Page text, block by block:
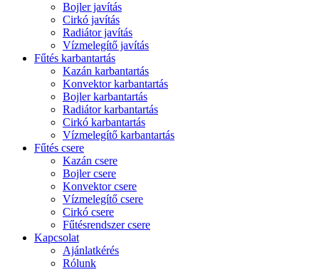
Bojler javítás
Cirkó javítás
Radiátor javítás
Vízmelegítő javítás
Fűtés karbantartás
Kazán karbantartás
Konvektor karbantartás
Bojler karbantartás
Radiátor karbantartás
Cirkó karbantartás
Vízmelegítő karbantartás
Fűtés csere
Kazán csere
Bojler csere
Konvektor csere
Vízmelegítő csere
Cirkó csere
Fűtésrendszer csere
Kapcsolat
Ajánlatkérés
Rólunk